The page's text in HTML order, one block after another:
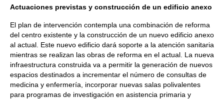
Actuaciones previstas y construcción de un edificio anexo
El plan de intervención contempla una combinación de reforma
del centro existente y la construcción de un nuevo edificio anexo
al actual. Este nuevo edificio dará soporte a la atención sanitaria
mientras se realizan las obras de reforma en el actual. La nueva
infraestructura construida va a permitir la generación de nuevos
espacios destinados a incrementar el número de consultas de
medicina y enfermería, incorporar nuevas salas polivalentes
para programas de investigación en asistencia primaria y